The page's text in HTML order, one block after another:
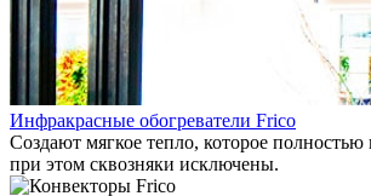
Инфракрасные обогреватели Frico
Создают мягкое тепло, которое
при этом сквозняки исключены.